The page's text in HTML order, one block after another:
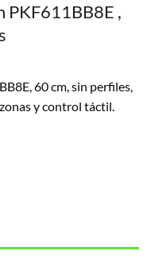
PKF611BB8E ,
60 cm, sin perfiles,
y control táctil.